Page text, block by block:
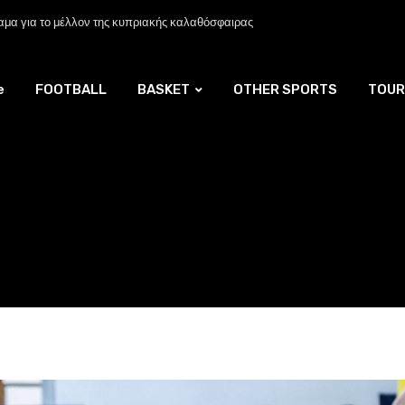
για το μέλλον της κυπριακής καλαθόσφαιρας
FOOTBALL BASKET OTHER SPORTS